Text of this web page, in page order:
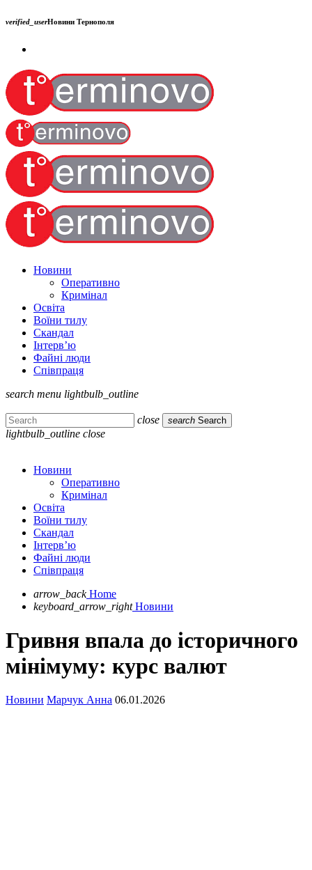
verified_userНовини Тернополя
Новини
Оперативно
Кримінал
Освіта
Воїни тилу
Скандал
Інтерв’ю
Файні люди
Співпраця
search menu lightbulb_outline
close search Search
lightbulb_outline close
Новини
Оперативно
Кримінал
Освіта
Воїни тилу
Скандал
Інтерв’ю
Файні люди
Співпраця
arrow_back Home
keyboard_arrow_right Новини
Гривня впала до історичного
мінімуму: курс валют
Новини Марчук Анна 06.01.2026